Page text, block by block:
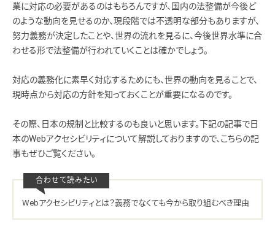
業に対応の必要があるのはもちろんですが、国内の法整備が今後ど
のような動向を見せるのか、現段階では不透明な部分もありますが、
努力義務が決定したことや、世界の流れを見るに、今後世界水準に合
わせる形で法整備が行われていくことは確かでしょう。
対応の義務化に素早く対応するためにも、世界の動向を見ることで、
現時点から対応の方針を知っておくことが重要になるのです。
その際、日本の規制と比較するのも良いと思います。下記の記事で日
本のWebアクセシビリティについて解説しておりますので、こちらの記
事もぜひご覧ください。
Webアクセシビリティとは？義務でなくても今から取り組むべき理由